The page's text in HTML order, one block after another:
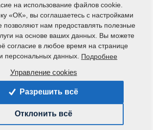
3002396
Л L
Лемех верхний с
дефлектором П
P+DEFLEKTOR
4005379
на использование файлов cookie.
«ОК», вы соглашаетесь с настройками
позволяют нам предоставлять полезные
на основе ваших данных. Вы можете
согласие в любое время на странице
персональных данных. Подробнее
Управление cookies
Разрешить всё
Отклонить всё